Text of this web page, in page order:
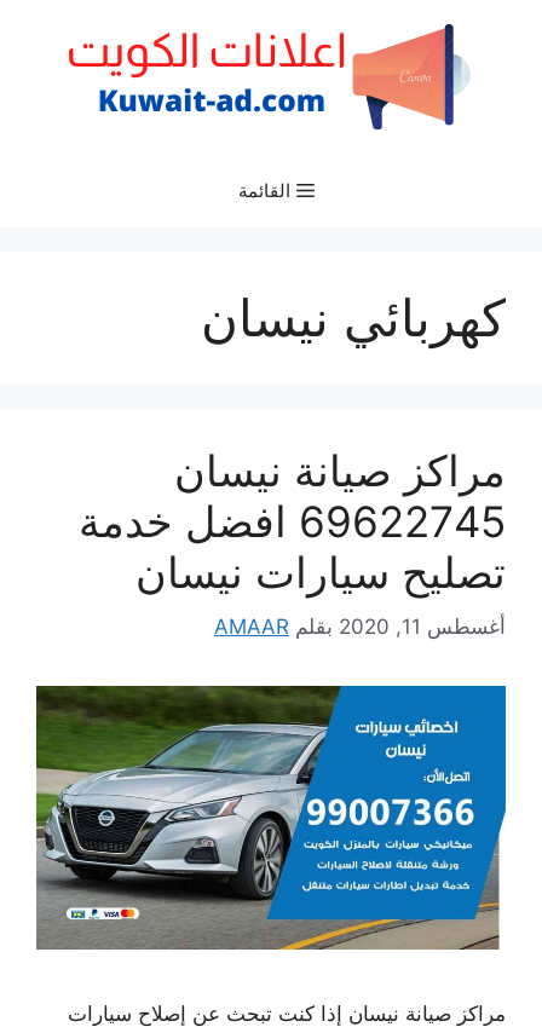
القائمة
كهربائي نيسان
مراكز صيانة نيسان
69622745 افضل خدمة
تصليح سيارات نيسان
أغسطس 11, 2020 بقلم AMAAR
مراكز صيانة نيسان إذا كنت تبحث عن إصلاح سيارات